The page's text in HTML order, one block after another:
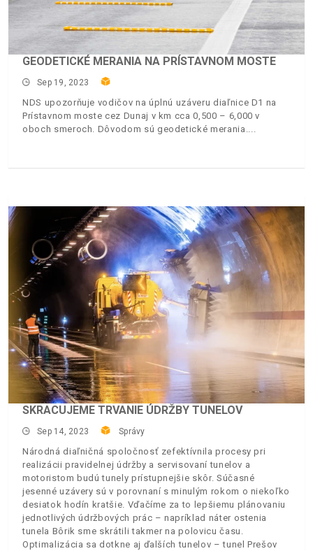
GEODETICKÉ MERANIA NA PRÍSTAVNOM MOSTE
Sep 19, 2023
NDS upozorňuje vodičov na úplnú uzáveru diaľnice D1 na
Prístavnom moste cez Dunaj v km cca 0,500 – 6,000 v
oboch smeroch. Dôvodom sú geodetické merania.
SKRACUJEME TRVANIE ÚDRŽBY TUNELOV
Sep 14, 2023 Správy
Národná diaľničná spoločnosť zefektívnila procesy pri
realizácii pravidelnej údržby a servisovaní tunelov a
motoristom budú tunely prístupnejšie skôr. Súčasné
jesenné uzávery sú v porovnaní s minulým rokom o niekoľko
desiatok hodín kratšie. Vďačíme za to lepšiemu plánovaniu
jednotlivých údržbových prác – napríklad náter ostenia
tunela Bôrik sme skrátili takmer na polovicu času.
Optimalizácia sa dotkne aj ďalších tunelov – tunel Prešov